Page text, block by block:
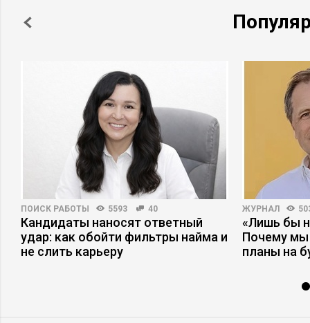
ПОИСК РАБОТЫ 5593 40
Кандидаты наносят ответный
удар: как обойти фильтры найма и
не слить карьеру
ЖУРНАЛ
«Лишь бы
Почему мы
планы на